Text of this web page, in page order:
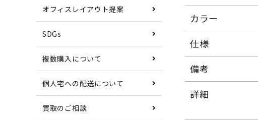
オフィスレイアウト提案
SDGs
複数購入について
個人宅への配送について
買取のご相談
カラー
仕様
備考
詳細